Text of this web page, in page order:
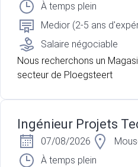
À temps plein
Medior (2-5 ans
Salaire négociable
Nous recherchons un
secteur de Ploegsteert
Ingénieur Projets
07/08/2026
À temps plein